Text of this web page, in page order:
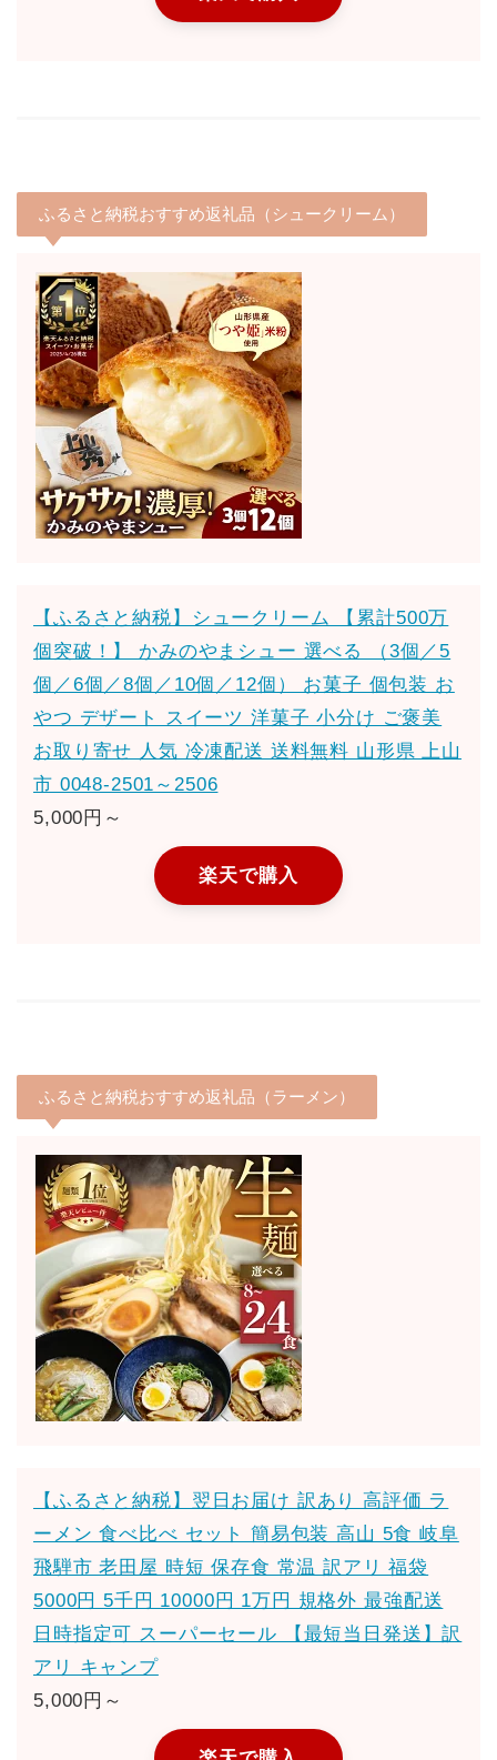
ふるさと納税おすすめ返礼品（シュークリーム）
【ふるさと納税】シュークリーム 【累計500万
個突破！】 かみのやまシュー 選べる （3個／5
個／6個／8個／10個／12個） お菓子 個包装 お
やつ デザート スイーツ 洋菓子 小分け ご褒美
お取り寄せ 人気 冷凍配送 送料無料 山形県 上山
市 0048-2501～2506
5,000円～
楽天で購入
ふるさと納税おすすめ返礼品（ラーメン）
【ふるさと納税】翌日お届け 訳あり 高評価 ラ
ーメン 食べ比べ セット 簡易包装 高山 5食 岐阜
飛騨市 老田屋 時短 保存食 常温 訳アリ 福袋
5000円 5千円 10000円 1万円 規格外 最強配送
日時指定可 スーパーセール 【最短当日発送】訳
アリ キャンプ
5,000円～